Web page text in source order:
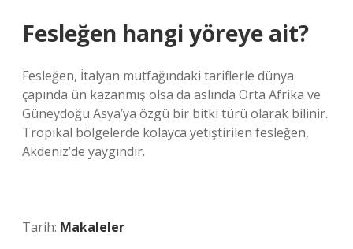
Fesleğen hangi yöreye ait?
Fesleğen, İtalyan mutfağındaki tariflerle dünya
çapında ün kazanmış olsa da aslında Orta Afrika ve
Güneydoğu Asya’ya özgü bir bitki türü olarak bilinir.
Tropikal bölgelerde kolayca yetiştirilen fesleğen,
Akdeniz’de yaygındır.
Tarih: Makaleler